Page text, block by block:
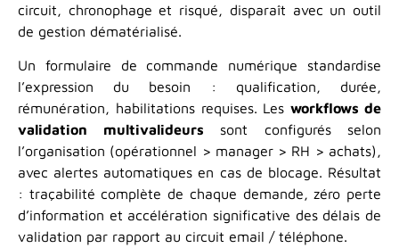
circuit, chronophage et risqué, disparaît avec un outil
de gestion dématérialisé.
Un formulaire de commande numérique standardise
l’expression du besoin : qualification, durée,
rémunération, habilitations requises. Lesworkflows de
validation multivalideurs sont configurés selon
l’organisation (opérationnel > manager > RH > achats),
avec alertes automatiques en cas de blocage. Résultat
: traçabilité complète de chaque demande, zéro perte
d’information et accélération significative des délais de
validation par rapport au circuit email / téléphone.